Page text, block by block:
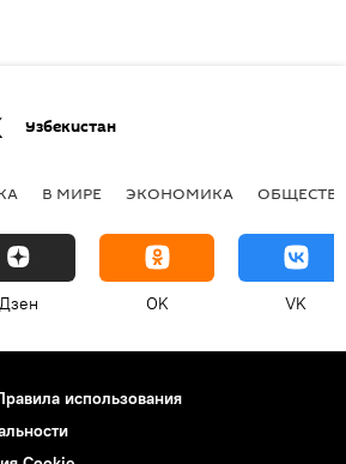
Узбекистан
В МИРЕ ЭКОНОМИКА
Дзен OK VK
использования